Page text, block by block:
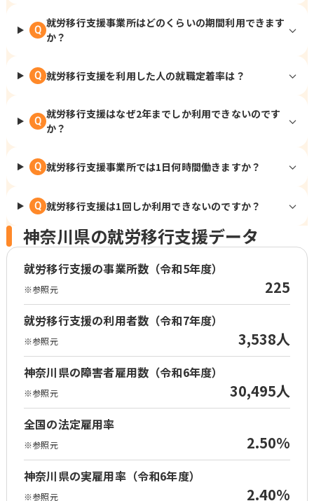
Q
就労移行支援事業所はどのくらいの期間利用できます
か？
Q 就労移行支援を利用した人の就職定着率は？
Q
就労移行支援はなぜ2年までしか利用できないのです
か？
Q 就労移行支援事業所では1日何時間働きますか？
Q 就労移行支援は1回しか利用できないのですか？
神奈川県の就労移行支援データ
就労移行支援の事業所数（令和5年度）
※参照元 225
就労移行支援の利用者数（令和7年度）
※参照元 3,538人
神奈川県の障害者雇用数（令和6年度）
※参照元 30,495人
全国の法定雇用率
※参照元 2.50%
神奈川県の実雇用率（令和6年度）
※参照元 2.40%